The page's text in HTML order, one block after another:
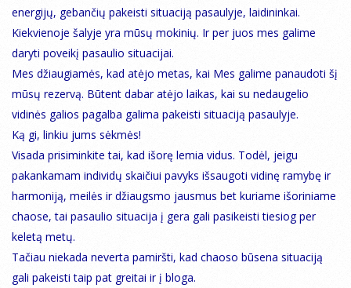
energijų, gebančių pakeisti situaciją pasaulyje, laidininkai.
Kiekvienoje šalyje yra mūsų mokinių. Ir per juos mes galime
daryti poveikį pasaulio situacijai.
Mes džiaugiamės, kad atėjo metas, kai Mes galime panaudoti šį
mūsų rezervą. Būtent dabar atėjo laikas, kai su nedaugelio
vidinės galios pagalba galima pakeisti situaciją pasaulyje.
Ką gi, linkiu jums sėkmės!
Visada prisiminkite tai, kad išorę lemia vidus. Todėl, jeigu
pakankamam individų skaičiui pavyks išsaugoti vidinę ramybę ir
harmoniją, meilės ir džiaugsmo jausmus bet kuriame išoriniame
chaose, tai pasaulio situacija į gera gali pasikeisti tiesiog per
keletą metų.
Tačiau niekada neverta pamiršti, kad chaoso būsena situaciją
gali pakeisti taip pat greitai ir į bloga.